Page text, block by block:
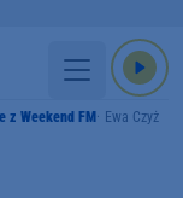
z Weekend FM Ewa Czyż